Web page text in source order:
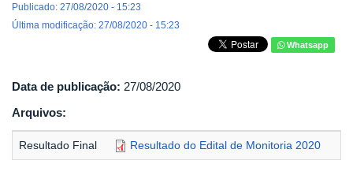
Publicado: 27/08/2020 - 15:23
Última modificação: 27/08/2020 - 15:23
Whatsapp
Data de publicação: 27/08/2020
Arquivos:
Resultado Final Resultado do Edital de Monitoria 2020